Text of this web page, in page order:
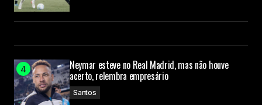
Neymar esteve no Real Madrid, mas não houve
acerto, relembra empresário
Santos